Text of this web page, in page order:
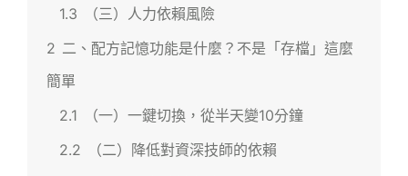
1.3
（三）人力依賴風險
2 二、配方記憶功能是什麼？不是「存檔」這麼
簡單
2.1
（一）一鍵切換，從半天變10分鐘
2.2
（二）降低對資深技師的依賴